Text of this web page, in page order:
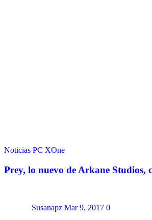
Noticias PC XOne
Prey, lo nuevo de Arkane
Susanapz Mar 9, 2017 0